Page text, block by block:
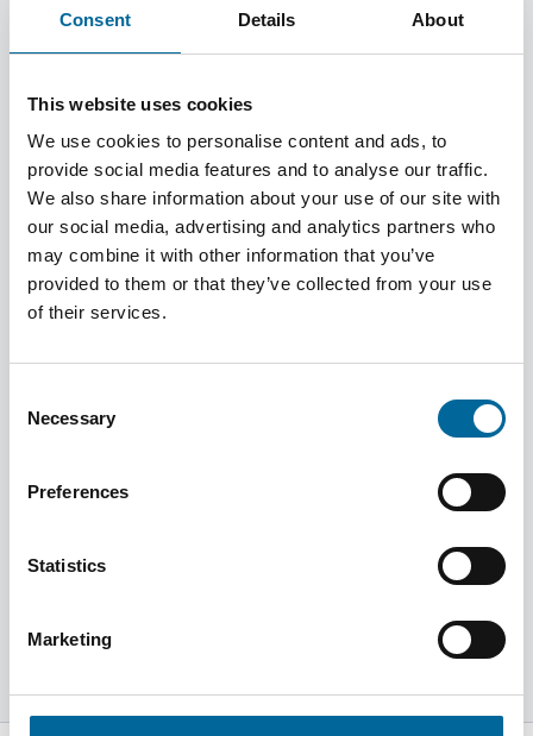
Consent Details About
This website uses cookies
We use cookies to personalise content and ads, to
provide social media features and to analyse our traffic.
We also share information about your use of our site with
our social media, advertising and analytics partners who
may combine it with other information that you’ve
provided to them or that they’ve collected from your use
of their services.
Selection
Necessary
Preferences
Statistics
Marketing
Beitrag zu den UN-
Nachhaltigkeitszielen (SDGs)
Amokabel arbeitet aktiv daran, zu den
Nachhaltigkeitszielen der Vereinten Nationen beizutragen
Erfahren Sie mehr
Policies & Commitments
Amokabel handelt auf der Grundlage klarer Richtlinien und
Verpflichtungen, die die Aktivitäten des Unternehmens
Geschäftspraktiken sicherstellen.